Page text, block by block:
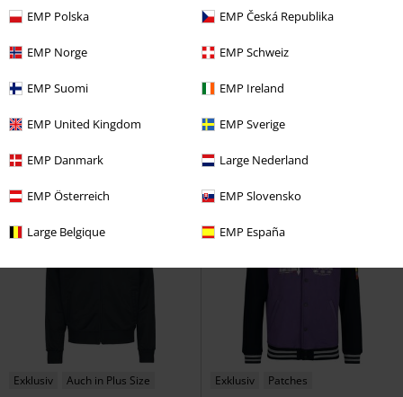
EMP Polska EMP Česká Republika
EMP Norge EMP Schweiz
EMP Suomi EMP Ireland
EMP United Kingdom EMP Sverige
EMP Danmark Large Nederland
EMP Österreich EMP Slovensko
Large Belgique EMP España
UVPab 69,99 €
ab
Jeansjacke mit Sweatärmeln und
Kapuze
RED by EMP
Jeansjacke
ab
Soccer Trackjacket
Trainingsjacke
Exklusiv Auch in Plus Size Exklusiv Patches